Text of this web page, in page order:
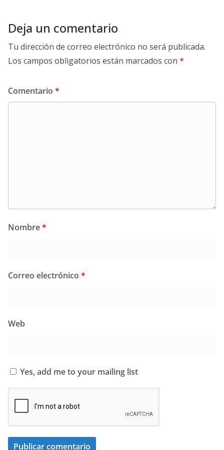
Deja un comentario
Tu dirección de correo electrónico no será publicada.
Los campos obligatorios están marcados con *
Comentario *
Nombre*
Correo electrónico *
Web
Yes, add me to your mailing list